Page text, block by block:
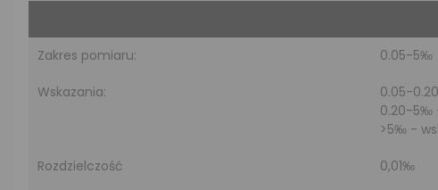
Zakres pomiaru: 0.05-5‰
Wskazania:
0.05-
0.20-5‰
>5‰ -
Rozdzielczość 0,01‰